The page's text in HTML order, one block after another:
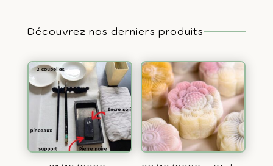
Découvrez nos derniers produits